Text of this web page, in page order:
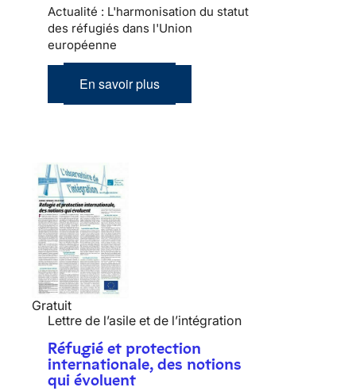
Actualité : L'harmonisation du statut
des réfugiés dans l'Union
européenne
En savoir plus
Gratuit
Lettre de l’asile et de l’intégration
Réfugié et protection
internationale, des notions
qui évoluent